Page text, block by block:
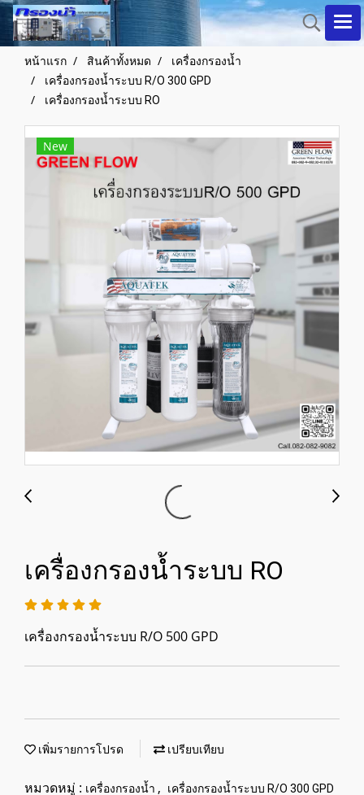
หน้าแรก สินค้าทั้งหมด
เครื่องกรองน้ำ
เครื่องกรองน้ำระบบ R/O 300 GPD
เครื่องกรองน้ำระบบ RO
New
เครื่องกรองน้ำระบบ RO
เครื่องกรองน้ำระบบ R/O 500 GPD
เพิ่มรายการโปรด เปรียบเทียบ
หมวดหมู่ : เครื่องกรองน้ำ , เครื่องกรองน้ำระบบ R/O 300 GPD